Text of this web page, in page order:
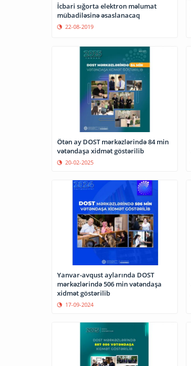
İcbari sığorta elektron məlumat
mübadiləsinə əsaslanacaq
22-08-2019
Ötən ay DOST mərkəzlərində 84 min
vətəndaşa xidmət göstərilib
20-02-2025
Yanvar-avqust aylarında DOST
mərkəzlərində 506 min vətəndaşa
xidmət göstərilib
17-09-2024